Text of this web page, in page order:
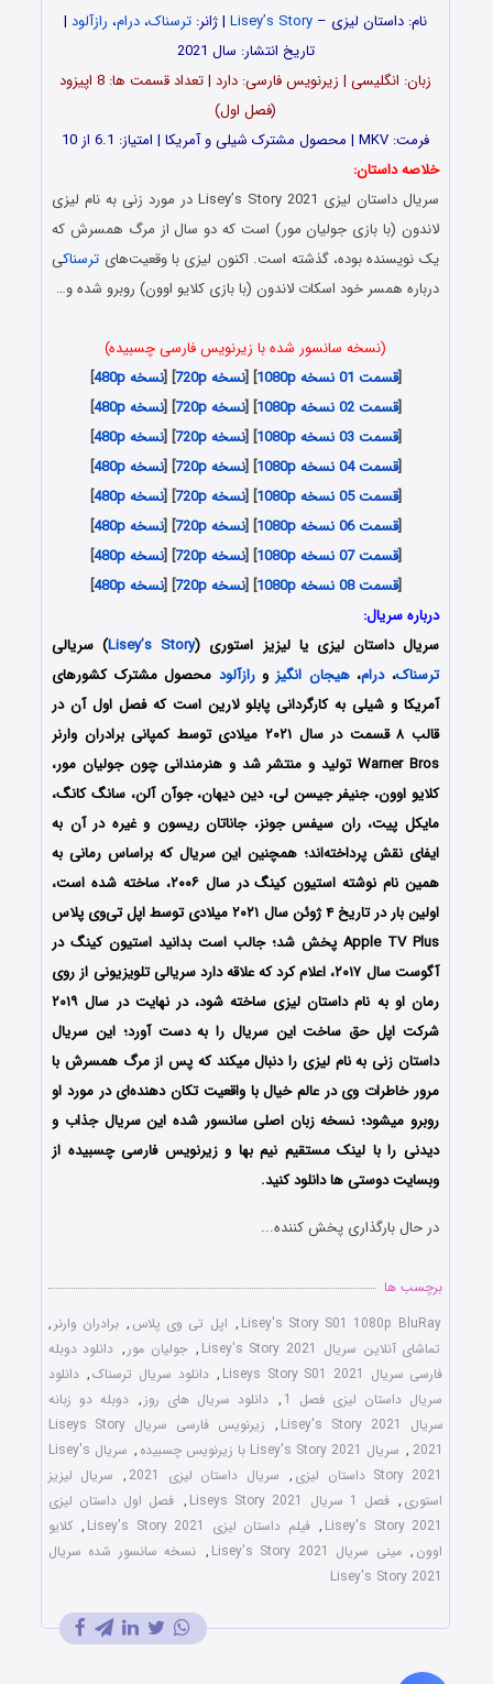
نام: داستان لیزی – Lisey’s Story | ژانر: ترسناک، درام، رازآلود |
تاریخ انتشار: سال 2021
زبان: انگلیسی | زیرنویس فارسی: دارد | تعداد قسمت ها: 8 اپیزود
(فصل اول)
فرمت: MKV | محصول مشترک شیلی و آمریکا | امتیاز: 6.1 از 10
خلاصه داستان:
سریال داستان لیزی Lisey’s Story 2021 در مورد زنی به نام لیزی
لاندون (با بازی جولیان مور) است که دو سال از مرگ همسرش که
یک نویسنده بوده، گذشته است. اکنون لیزی با وقعیت‌های ترسناکی
درباره همسر خود اسکات لاندون (با بازی کلایو اوون) روبرو شده و…
(نسخه سانسور شده با زیرنویس فارسی چسبیده)
[قسمت 01 نسخه 1080p ] [نسخه 720p ] [نسخه 480p
]
[قسمت 02 نسخه 1080p ] [نسخه 720p ] [نسخه 480p
]
[قسمت 03 نسخه 1080p ] [نسخه 720p ] [نسخه 480p
]
[قسمت 04 نسخه 1080p ] [نسخه 720p ] [نسخه 480p
]
[قسمت 05 نسخه 1080p ] [نسخه 720p ] [نسخه 480p
]
[قسمت 06 نسخه 1080p ] [نسخه 720p ] [نسخه 480p
]
[قسمت 07 نسخه 1080p ] [نسخه 720p ] [نسخه 480p
]
[قسمت 08 نسخه 1080p ] [نسخه 720p ] [نسخه 480p
]
درباره سریال:
سریال داستان لیزی یا لیزیز استوری (Lisey’s Story) سریالی
ترسناک،درام،هیجان انگیز ورازآلود محصول مشترک کشورهای
آمریکا و شیلی به کارگردانی پابلو لارین است که فصل اول آن در
قالب ۸ قسمت در سال ۲۰۲۱ میلادی توسط کمپانی برادران وارنر
Warner Bros تولید و منتشر شد و هنرمندانی چون جولیان مور،
کلایو اوون، جنیفر جیسن لی، دین دیهان، جوآن آلن، سانگ کانگ،
مایکل پیت، ران سیفس جونز، جاناتان ریسون و غیره در آن به
ایفای نقش پرداخته‌اند؛ همچنین این سریال که براساس رمانی به
همین نام نوشته استیون کینگ در سال ۲۰۰۶، ساخته شده است،
اولین بار در تاریخ ۴ ژوئن سال ۲۰۲۱ میلادی توسط اپل تی‌وی پلاس
Apple TV Plus پخش شد؛ جالب است بدانید استیون کینگ در
آگوست سال ۲۰۱۷، اعلام کرد که علاقه دارد سریالی تلویزیونی از روی
رمان او به نام داستان لیزی ساخته شود، در نهایت در سال ۲۰۱۹
شرکت اپل حق ساخت این سریال را به دست آورد؛ این سریال
داستان زنی به نام لیزی را دنبال میکند که پس از مرگ همسرش با
مرور خاطرات وی در عالم خیال با واقعیت تکان دهنده‌ای در مورد او
روبرو میشود؛ نسخه زبان اصلی سانسور شده این سریال جذاب و
دیدنی را با لینک مستقیم نیم بها و زیرنویس فارسی چسبیده از
وبسایت دوستی ها دانلود کنید.
در حال بارگذاری پخش کننده...
برچسب ها
Lisey's Story S01 1080p BluRay
, اپل تی وی پلاس , برادران وارنر ,
تماشای آنلاین سریال Lisey's Story 2021
, جولیان مور , دانلود دوبله
فارسی سریال Liseys Story S01 2021
, دانلود سریال ترسناک, دانلود
سریال داستان لیزی فصل 1
, دانلود سریال های روز , دوبله دو زبانه
سریال Lisey's Story 2021
,
زیرنویس فارسی سریال Liseys Story
2021
, سریال Lisey's Story 2021 با زیرنویس چسبیده ,
سریال Lisey's
Story 2021 داستان لیزی
, سریال داستان لیزی 2021 , سریال لیزیز
استوری , فصل 1 سریال Liseys Story 2021 , فصل اول داستان لیزی
Lisey's Story 2021
, فیلم داستان لیزی Lisey's Story 2021 , کلایو
اوون , مینی سریال Lisey's Story 2021 , نسخه سانسور شده سریال
Lisey's Story 2021